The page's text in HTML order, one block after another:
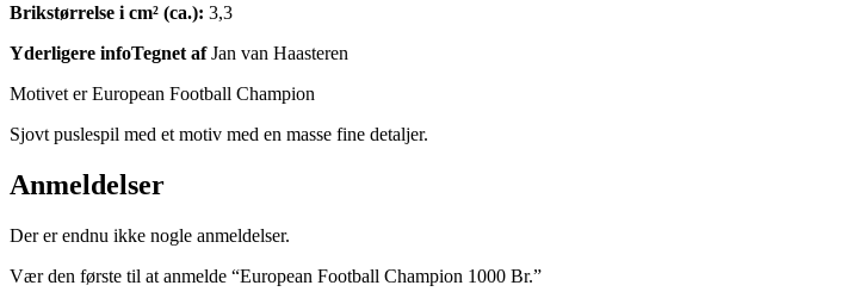
Brikstørrelse i cm² (ca.): 3,3
Yderligere infoTegnet afJan van Haasteren
Motivet er European Football Champion
Sjovt puslespil med et motiv med en masse fine detaljer.
Anmeldelser
Der er endnu ikke nogle anmeldelser.
Vær den første til at anmelde “European Football Champion 1000 Br.”